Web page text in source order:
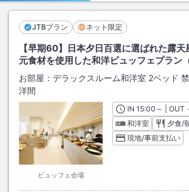
JTBプラン ネット限定
【早期60】日本夕日百選に選ばれた露
元食材を使用した和洋ビュッフェプラン
お部屋： デラックスルーム和洋室 2ベッド
洋間
ビュッフェ会場
INチェックイン
15:00 ～ | OUT
和洋室
夕食/
現地/事前支払い